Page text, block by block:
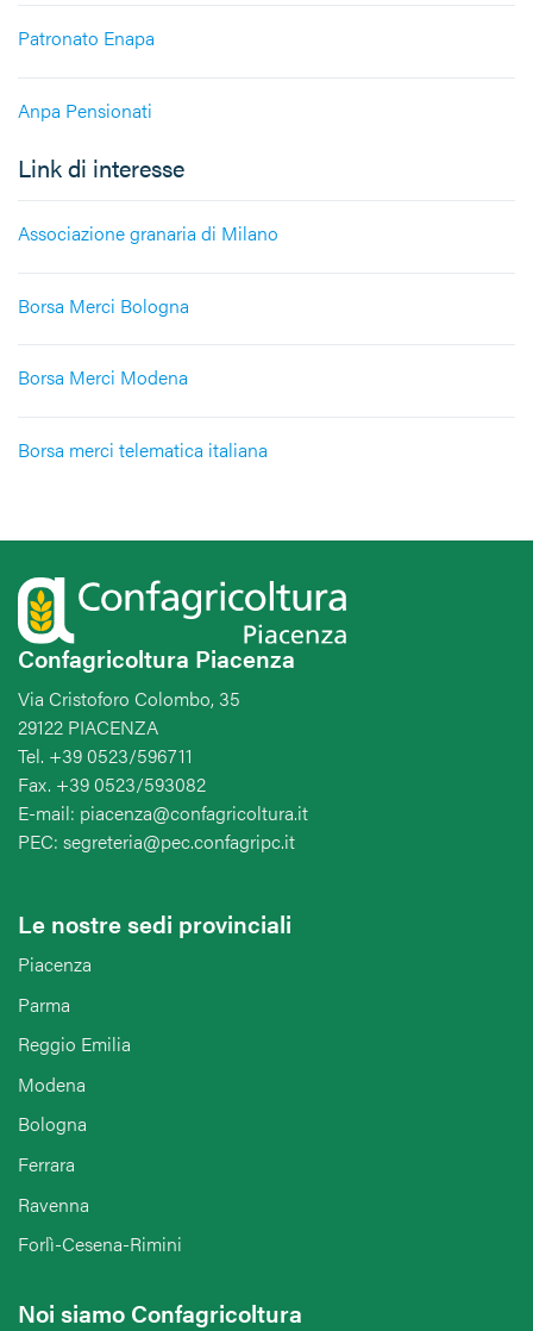
Patronato Enapa
Anpa Pensionati
Link di interesse
Associazione granaria di Milano
Borsa Merci Bologna
Borsa Merci Modena
Borsa merci telematica italiana
Confagricoltura Piacenza
Via Cristoforo Colombo, 35
29122 PIACENZA
Tel. +39 0523/596711
Fax. +39 0523/593082
E-mail: piacenza@confagricoltura.it
PEC: segreteria@pec.confagripc.it
Le nostre sedi provinciali
Piacenza
Parma
Reggio Emilia
Modena
Bologna
Ferrara
Ravenna
Forlì-Cesena-Rimini
Noi siamo Confagricoltura